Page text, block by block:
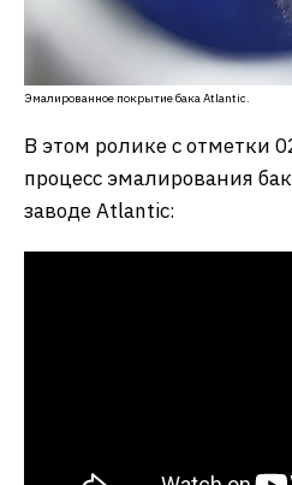
Эмалированное покрытие бака Atlantic.
В этом ролике с отметки
процесс эмалирования
заводе Atlantic: